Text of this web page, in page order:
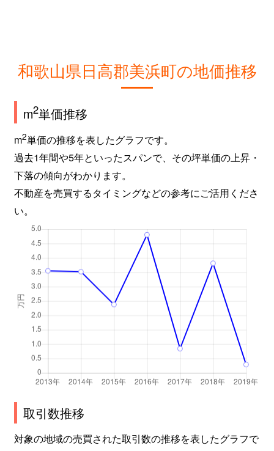
和歌山県日高郡美浜町の地価推移
m2単価推移
m2単価の推移を表したグラフです。
過去1年間や5年といったスパンで、その坪単価の上昇・
下落の傾向がわかります。
不動産を売買するタイミングなどの参考にご活用くださ
い。
取引数推移
対象の地域の売買された取引数の推移を表したグラフで